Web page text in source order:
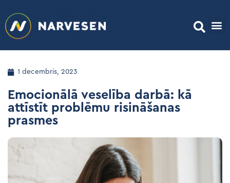
1 decembris, 2023
Emocionālā veselība darbā: kā
attīstīt problēmu risināšanas
prasmes